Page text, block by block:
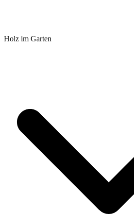
Holz im Garten